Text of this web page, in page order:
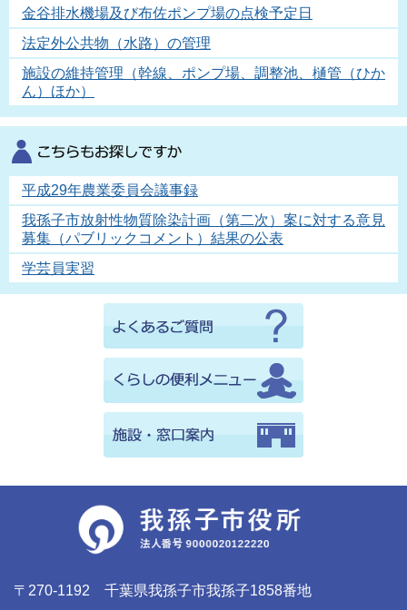
金谷排水機場及び布佐ポンプ場の点検予定日
法定外公共物（水路）の管理
施設の維持管理（幹線、ポンプ場、調整池、樋管（ひか
ん）ほか）
平成29年農業委員会議事録
我孫子市放射性物質除染計画（第二次）案に対する意見
募集（パブリックコメント）結果の公表
学芸員実習
〒270-1192 千葉県我孫子市我孫子1858番地